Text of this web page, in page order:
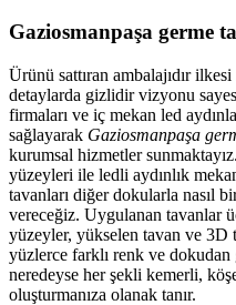
Gaziosmanpaşa germe
Ürünü sattıran ambalajıdır
detaylarda gizlidir vizyonu
firmaları ve iç mekan led
sağlayarak Gaziosmanpaşa
kurumsal hizmetler
yüzeyleri ile ledli aydınlık
tavanları diğer dokularla nasıl
vereceğiz. Uygulanan tavanlar
yüzeyler, yükselen tavan ve 3D
yüzlerce farklı renk ve dokudan
neredeyse her şekli kemerli,
oluşturmanıza olanak tanır.